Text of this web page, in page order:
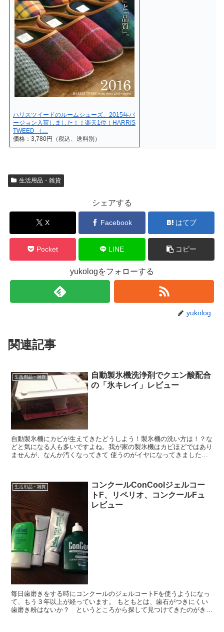
ハリスツイードのルームシューズ、2015年バ
ージョン入荷しました！！楽天1位！HARRIS
TWEED （…
価格：3,780円（税込、送料別）
生活用品・雑貨
シェアする
X Facebook はてブ
Pocket LINE コピー
yukologをフォローする
yukolog
関連記事
生活用品・雑貨
自動製氷機洗浄剤でクエン酸配合
の「氷キレイ」レビュー
自動製氷機にカビが生えてきたどうしよう！製氷機の洗い方は！？な
どと気になる人も多いですよね。我が家の製氷機はカビほどではあり
ませんが、なんか汚くなってきて 使うのがイヤになってきました。
生活用品・雑貨
コンクールConCoolジェルコー
トF、リペリオ、コンクールFュ
レビュー
毎日歯磨きをする時にコンクールのジェルコートFを使うようになっ
て、もう３年以上が経っています。 もともとは、歯石がつきにくい
歯磨き粉はないか？ というところから探して見つけてきたのがきっ